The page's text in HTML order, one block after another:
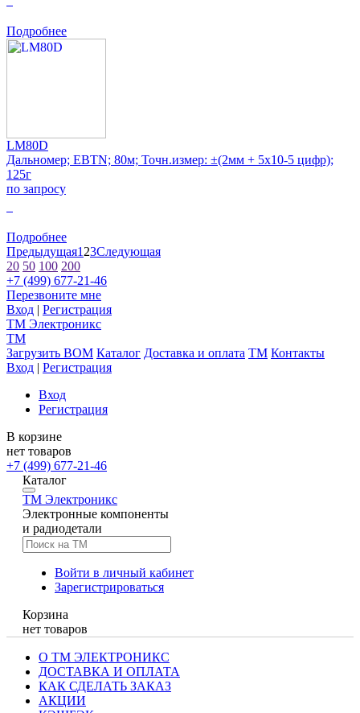
Подробнее
LM80D
Дальномер; EBTN; 80м; Точн.измер: ±(2мм + 5x10-5 цифр);
125г
по запросу
Подробнее
Предыдущая1 23Следующая
20 50 100 200
+7 (499) 677-21-46
Перезвоните мне
Вход | Регистрация
TM Электроникс
TM
Загрузить BOM Каталог Доставка и оплата TM Контакты
Вход | Регистрация
Вход
Регистрация
В корзине
нет товаров
+7 (499) 677-21-46
Каталог
TM Электроникс
Электронные компоненты
и радиодетали
Войти в личный кабинет
Зарегистрироваться
Корзина
нет товаров
О ТМ ЭЛЕКТРОНИКС
ДОСТАВКА И ОПЛАТА
КАК СДЕЛАТЬ ЗАКАЗ
АКЦИИ